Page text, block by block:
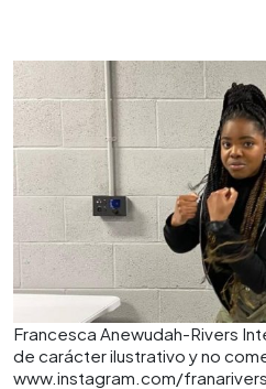
Francesca Anewudah-Rivers
de carácter ilustrativo y no
www.instagram.com/